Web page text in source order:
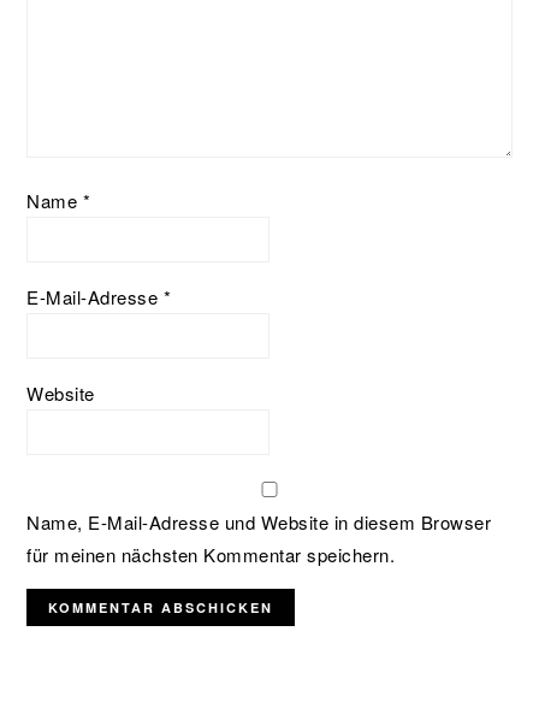
Name *
E-Mail-Adresse *
Website
Name, E-Mail-Adresse und Website in diesem Browser
für meinen nächsten Kommentar speichern.